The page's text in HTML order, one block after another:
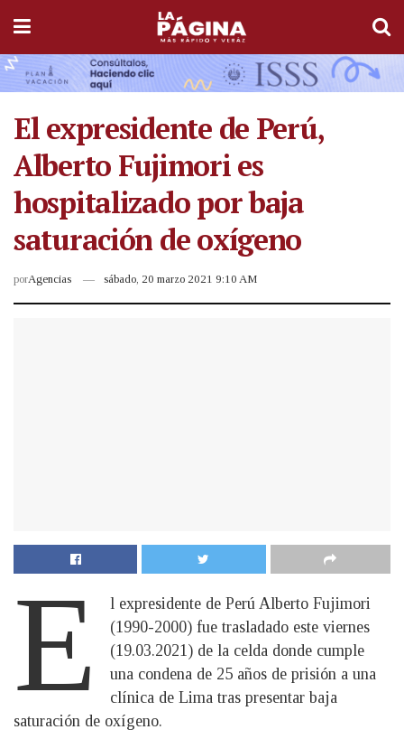
El expresidente de Perú,
Alberto Fujimori es
hospitalizado por baja
saturación de oxígeno
porAgencias sábado, 20 marzo 2021 9:10 AM
E
l expresidente de Perú Alberto Fujimori
(1990-2000) fue trasladado este viernes
(19.03.2021) de la celda donde cumple
una condena de 25 años de prisión a una
clínica de Lima tras presentar baja
saturación de oxígeno.